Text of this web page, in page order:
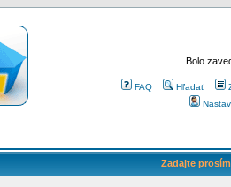
Bolo
FAQ Hľadať
Zadajte